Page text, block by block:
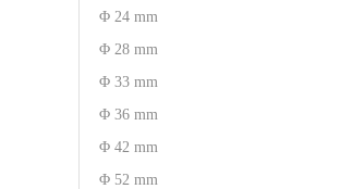
Φ 24 mm
Φ 28 mm
Φ 33 mm
Φ 36 mm
Φ 42 mm
Φ 52 mm